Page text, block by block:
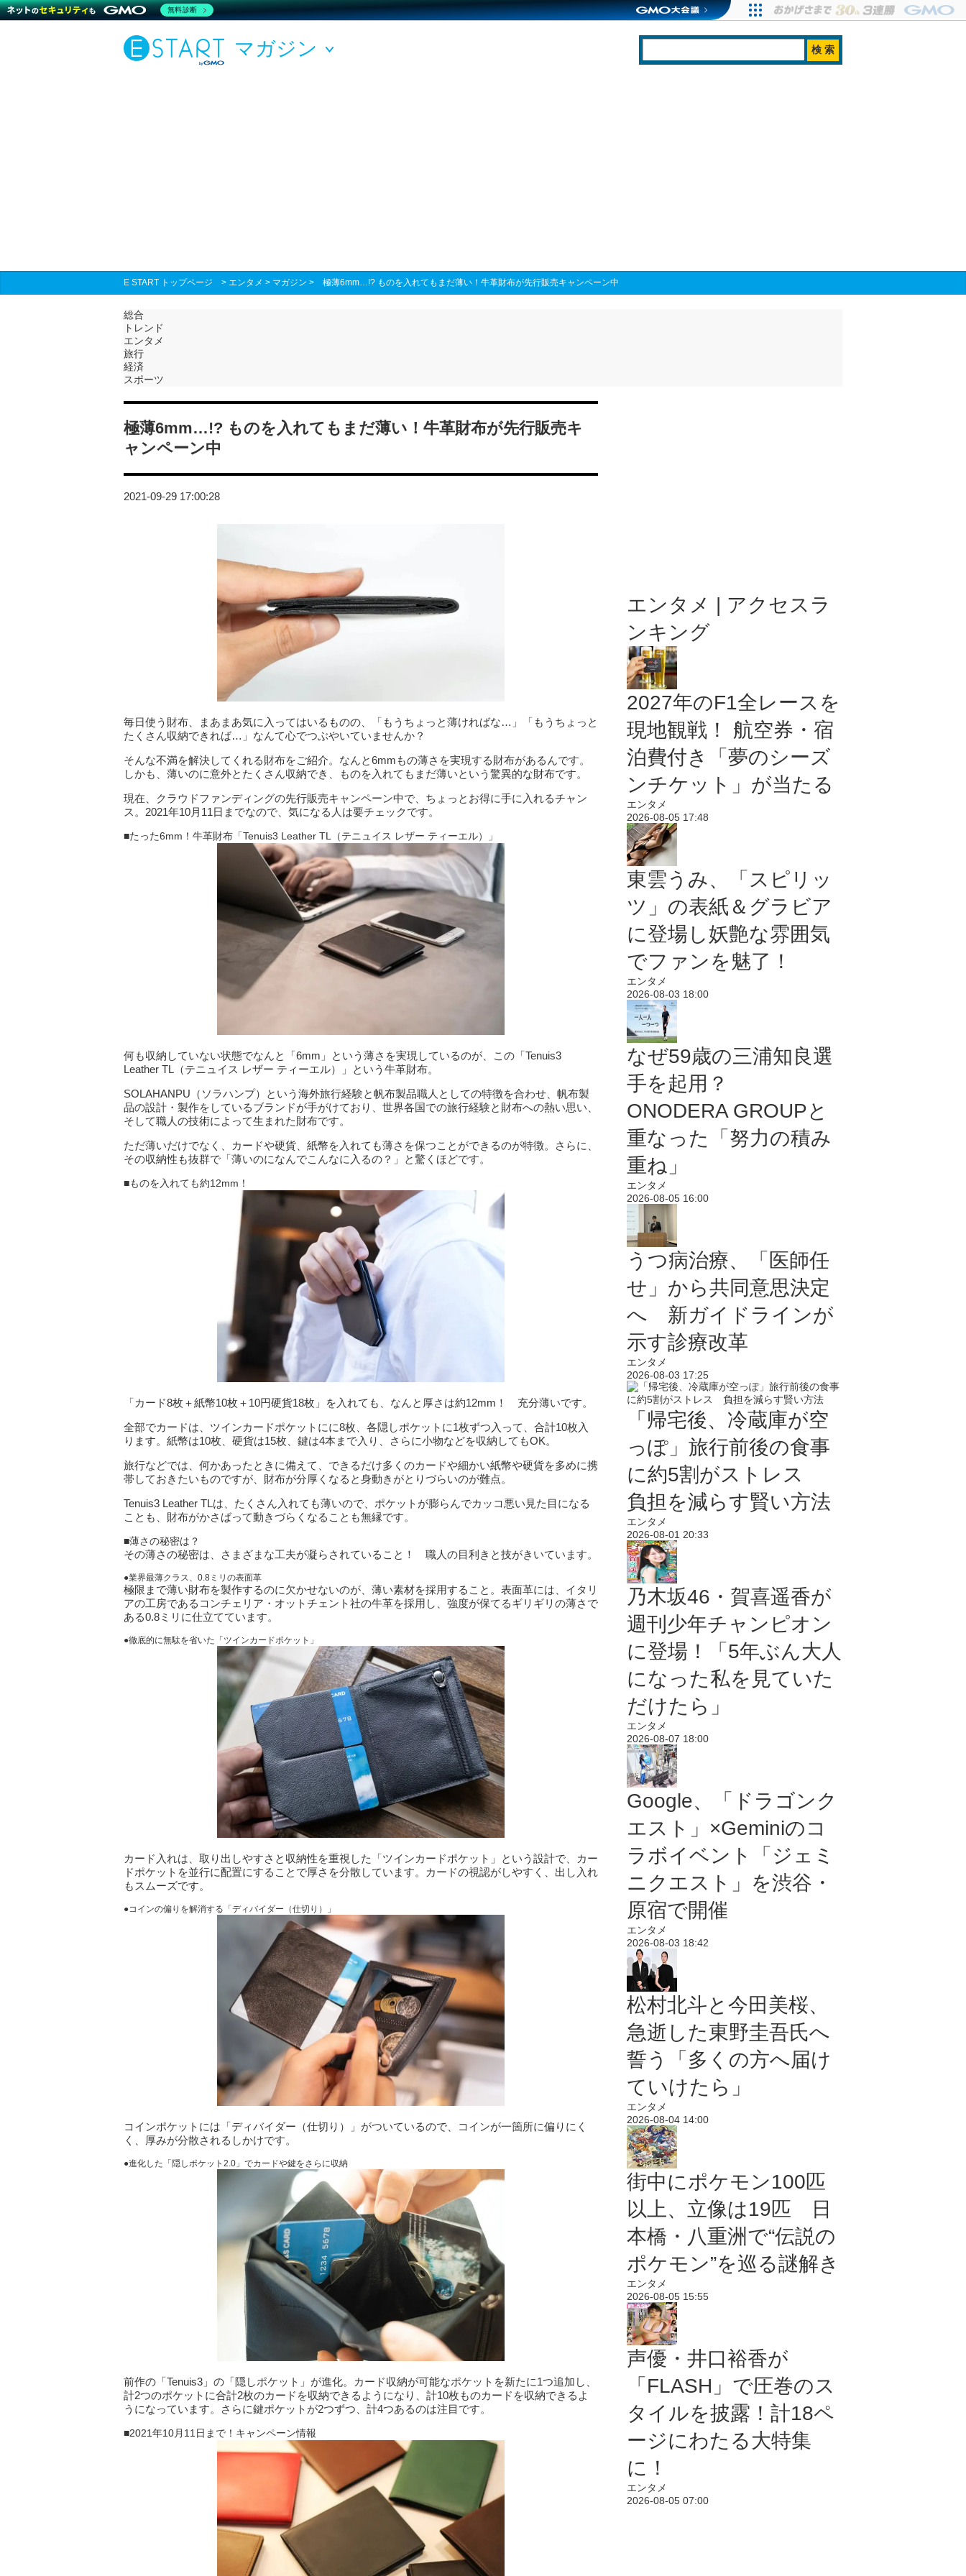
マガジン
E START トップページ > エンタメ > マガジン > 極薄6mm…!? ものを入れてもまだ薄い！牛革財布が先行販売キャンペーン中
総合
トレンド
エンタメ
旅行
経済
スポーツ
極薄6mm…!? ものを入れてもまだ薄い！牛革財布が先行販売キ
ャンペーン中
2021-09-29 17:00:28
毎日使う財布、まあまあ気に入ってはいるものの、「もうちょっと薄ければな…」「もうちょっと
たくさん収納できれば…」なんて心でつぶやいていませんか？
そんな不満を解決してくれる財布をご紹介。なんと6mmもの薄さを実現する財布があるんです。
しかも、薄いのに意外とたくさん収納でき、ものを入れてもまだ薄いという驚異的な財布です。
現在、クラウドファンディングの先行販売キャンペーン中で、ちょっとお得に手に入れるチャン
ス。2021年10月11日までなので、気になる人は要チェックです。
■たった6mm！牛革財布「Tenuis3 Leather TL（テニュイス レザー ティーエル）」
何も収納していない状態でなんと「6mm」という薄さを実現しているのが、この「Tenuis3
Leather TL（テニュイス レザー ティーエル）」という牛革財布。
SOLAHANPU（ソラハンプ）という海外旅行経験と帆布製品職人としての特徴を合わせ、帆布製
品の設計・製作をしているブランドが手がけており、世界各国での旅行経験と財布への熱い思い、
そして職人の技術によって生まれた財布です。
ただ薄いだけでなく、カードや硬貨、紙幣を入れても薄さを保つことができるのが特徴。さらに、
その収納性も抜群で「薄いのになんでこんなに入るの？」と驚くほどです。
■ものを入れても約12mm！
「カード8枚＋紙幣10枚＋10円硬貨18枚」を入れても、なんと厚さは約12mm！ 充分薄いです。
全部でカードは、ツインカードポケットにに8枚、各隠しポケットに1枚ずつ入って、合計10枚入
ります。紙幣は10枚、硬貨は15枚、鍵は4本まで入り、さらに小物などを収納してもOK。
旅行などでは、何かあったときに備えて、できるだけ多くのカードや細かい紙幣や硬貨を多めに携
帯しておきたいものですが、財布が分厚くなると身動きがとりづらいのが難点。
Tenuis3 Leather TLは、たくさん入れても薄いので、ポケットが膨らんでカッコ悪い見た目になる
ことも、財布がかさばって動きづらくなることも無縁です。
■薄さの秘密は？
その薄さの秘密は、さまざまな工夫が凝らされていること！ 職人の目利きと技がきいています。
●業界最薄クラス、0.8ミリの表面革
極限まで薄い財布を製作するのに欠かせないのが、薄い素材を採用すること。表面革には、イタリ
アの工房であるコンチェリア・オットチェント社の牛革を採用し、強度が保てるギリギリの薄さで
ある0.8ミリに仕立てています。
●徹底的に無駄を省いた「ツインカードポケット」
カード入れは、取り出しやすさと収納性を重視した「ツインカードポケット」という設計で、カー
ドポケットを並行に配置にすることで厚さを分散しています。カードの視認がしやすく、出し入れ
もスムーズです。
●コインの偏りを解消する「ディバイダー（仕切り）」
コインポケットには「ディバイダー（仕切り）」がついているので、コインが一箇所に偏りにく
く、厚みが分散されるしかけです。
●進化した「隠しポケット2.0」でカードや鍵をさらに収納
前作の「Tenuis3」の「隠しポケット」が進化。カード収納が可能なポケットを新たに1つ追加し、
計2つのポケットに合計2枚のカードを収納できるようになり、計10枚ものカードを収納できるよ
うになっています。さらに鍵ポケットが2つずつ、計4つあるのは注目です。
■2021年10月11日まで！キャンペーン情報
エンタメ | アクセスラ
ンキング
2027年のF1全レースを
現地観戦！ 航空券・宿
泊費付き「夢のシーズ
ンチケット」が当たる
エンタメ
2026-08-05 17:48
東雲うみ、「スピリッ
ツ」の表紙＆グラビア
に登場し妖艶な雰囲気
でファンを魅了！
エンタメ
2026-08-03 18:00
なぜ59歳の三浦知良選
手を起用？
ONODERA GROUPと
重なった「努力の積み
重ね」
エンタメ
2026-08-05 16:00
うつ病治療、「医師任
せ」から共同意思決定
へ 新ガイドラインが
示す診療改革
エンタメ
2026-08-03 17:25
「帰宅後、冷蔵庫が空
っぽ」旅行前後の食事
に約5割がストレス
負担を減らす賢い方法
エンタメ
2026-08-01 20:33
乃木坂46・賀喜遥香が
週刊少年チャンピオン
に登場！「5年ぶん大人
になった私を見ていた
だけたら」
エンタメ
2026-08-07 18:00
Google、「ドラゴンク
エスト」×Geminiのコ
ラボイベント「ジェミ
ニクエスト」を渋谷・
原宿で開催
エンタメ
2026-08-03 18:42
松村北斗と今田美桜、
急逝した東野圭吾氏へ
誓う「多くの方へ届け
ていけたら」
エンタメ
2026-08-04 14:00
街中にポケモン100匹
以上、立像は19匹 日
本橋・八重洲で“伝説の
ポケモン”を巡る謎解き
エンタメ
2026-08-05 15:55
声優・井口裕香が
「FLASH」で圧巻のス
タイルを披露！計18ペ
ージにわたる大特集
に！
エンタメ
2026-08-05 07:00
無料診断